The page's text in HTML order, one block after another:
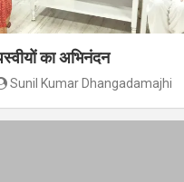
का अभिनंदन
Sunil Kumar Dhangadamajhi